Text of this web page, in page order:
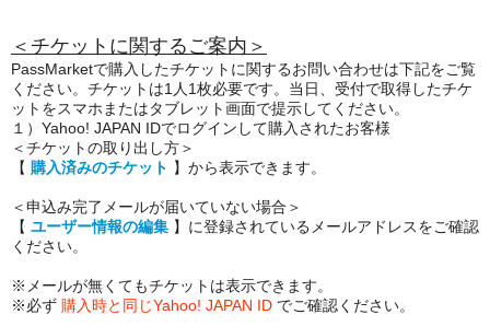
＜チケットに関するご案内＞
PassMarketで購入したチケットに関するお問い合わせは下記をご覧
ください。チケットは1人1枚必要です。当日、受付で取得したチケ
ットをスマホまたはタブレット画面で提示してください。
１）Yahoo! JAPAN IDでログインして購入されたお客様
＜チケットの取り出し方＞
【 購入済みのチケット 】から表示できます。
＜申込み完了メールが届いていない場合＞
【 ユーザー情報の編集 】に登録されているメールアドレスをご確認
ください。
※メールが無くてもチケットは表示できます。
※必ず 購入時と同じYahoo! JAPAN ID でご確認ください。